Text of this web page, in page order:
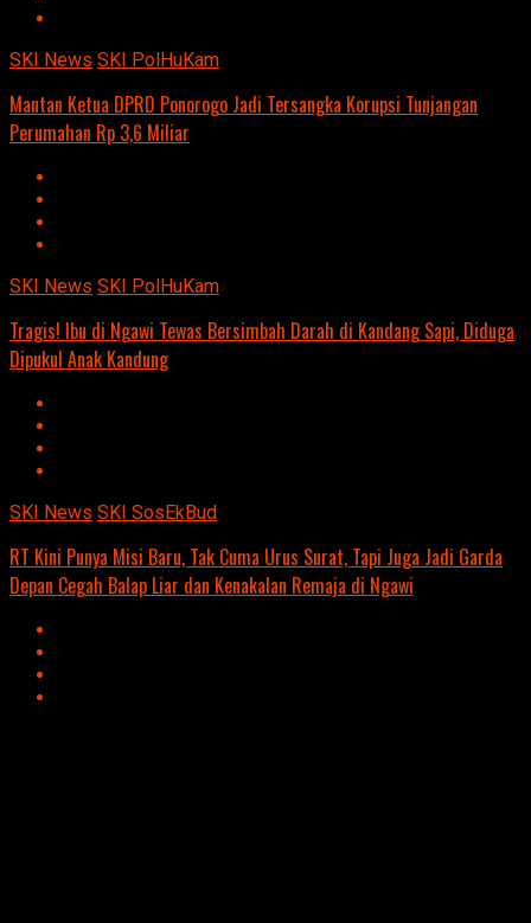
SKI News SKI PolHuKam
Mantan Ketua DPRD Ponorogo Jadi Tersangka Korupsi Tunjangan
Perumahan Rp 3,6 Miliar
SKI News SKI PolHuKam
Tragis! Ibu di Ngawi Tewas Bersimbah Darah di Kandang Sapi, Diduga
Dipukul Anak Kandung
SKI News SKI SosEkBud
RT Kini Punya Misi Baru, Tak Cuma Urus Surat, Tapi Juga Jadi Garda
Depan Cegah Balap Liar dan Kenakalan Remaja di Ngawi